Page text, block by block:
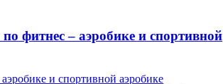
фитнес – аэробике и спортивной